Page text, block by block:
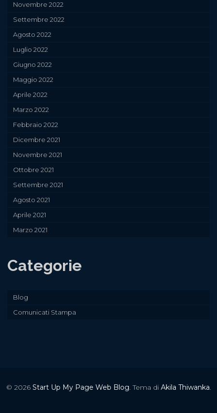
Novembre 2022
Settembre 2022
Agosto 2022
Luglio 2022
Giugno 2022
Maggio 2022
Aprile 2022
Marzo 2022
Febbraio 2022
Dicembre 2021
Novembre 2021
Ottobre 2021
Settembre 2021
Agosto 2021
Aprile 2021
Marzo 2021
Categorie
Blog
Comunicati Stampa
© 2026 Start Up My Page Web Blog. Tema di Akila Thiwanka.